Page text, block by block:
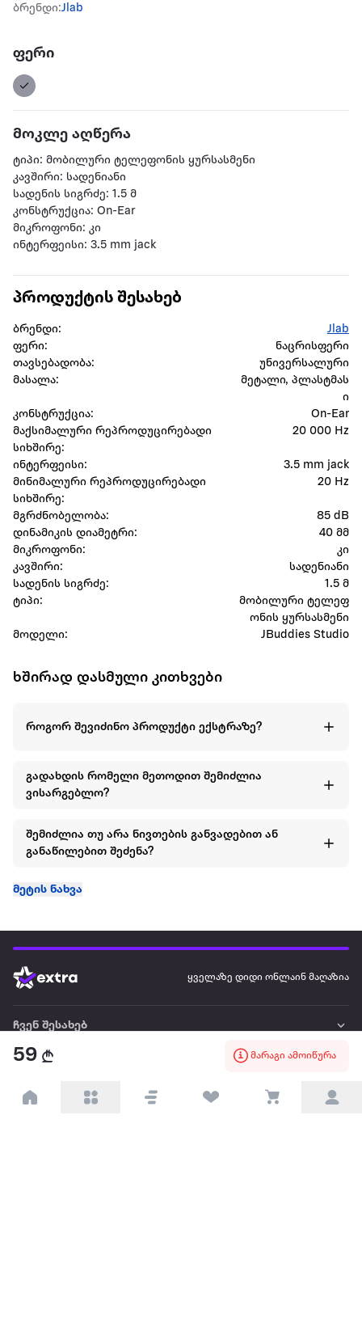
ბრენდი:Jlab
ფერი
მოკლე აღწერა
ტიპი: მობილური ტელეფონის ყურსასმენი
კავშირი: სადენიანი
სადენის სიგრძე: 1.5 მ
კონსტრუქცია: On-Ear
მიკროფონი: კი
ინტერფეისი: 3.5 mm jack
59 მარაგი ამოიწურა
პროდუქტის შესახებ
ბრენდი:
Jlab
ფერი:
ნაცრისფერი
თავსებადობა:
უნივერსალური
მასალა:
მეტალი, პლასტმას
ი
კონსტრუქცია:
On-Ear
მაქსიმალური რეპროდუცირებადი
სიხშირე:
20 000 Hz
ინტერფეისი:
3.5 mm jack
მინიმალური რეპროდუცირებადი
სიხშირე:
20 Hz
მგრძნობელობა:
85 dB
დინამიკის დიამეტრი:
40 მმ
მიკროფონი:
კი
კავშირი:
სადენიანი
სადენის სიგრძე:
1.5 მ
ტიპი:
მობილური ტელეფ
ონის ყურსასმენი
მოდელი:
JBuddies Studio
ხშირად დასმული კითხვები
როგორ შევიძინო პროდუქტი ექსტრაზე?
გადახდის რომელი მეთოდით შემიძლია
ვისარგებლო?
შემიძლია თუ არა ნივთების განვადებით ან
განაწილებით შეძენა?
მეტის ნახვა
ყველაზე დიდი ონლაინ მაღაზია
ჩვენ შესახებ
წესები და პირობები
პარტნიორებისთვის